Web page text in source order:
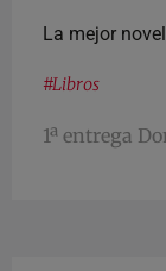
La mejor
#Libros
1ª entrega